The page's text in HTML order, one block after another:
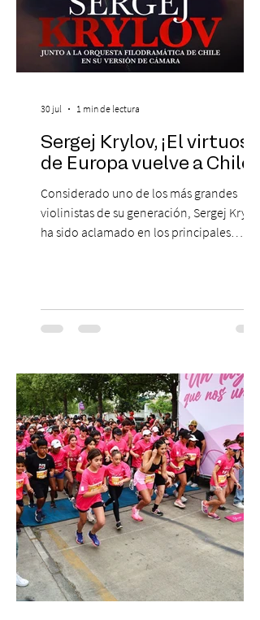
Sergej Krylov, ¡El virtuoso
de Europa vuelve a Chile!
Considerado uno de los más grandes
violinistas de su generación, Sergej Krylov
ha sido aclamado en los principales
escenario del Teatro CA660 para
protagonizar una velada extraordinaria
Las Cuatro Estaciones de Antonio Vivaldi y
Las Cuatro Estaciones Porteñas de Astor
Piazzolla. Déja
30 jul 1 min de lectura